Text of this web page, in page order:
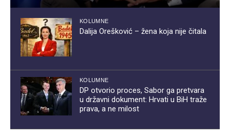
KOLUMNE
Dalija Orešković – žena koja nije čitala
KOLUMNE
DP otvorio proces, Sabor ga pretvara
u državni dokument: Hrvati u BiH traže
prava, a ne milost